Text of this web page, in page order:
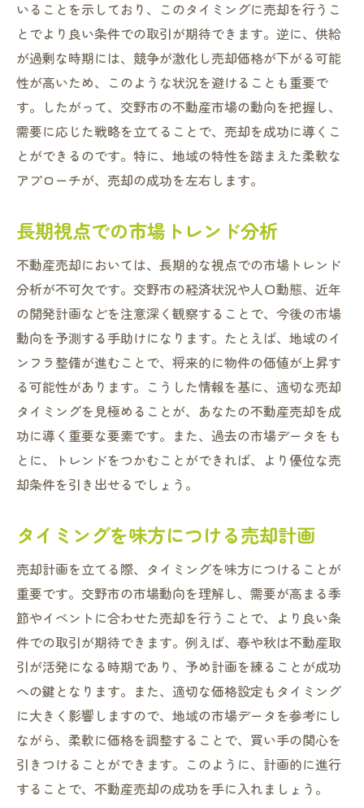
いることを示しており、このタイミングに売却を行うこ
とでより良い条件での取引が期待できます。逆に、供給
が過剰な時期には、競争が激化し売却価格が下がる可能
性が高いため、このような状況を避けることも重要で
す。したがって、交野市の不動産市場の動向を把握し、
需要に応じた戦略を立てることで、売却を成功に導くこ
とができるのです。特に、地域の特性を踏まえた柔軟な
アプローチが、売却の成功を左右します。
長期視点での市場トレンド分析
不動産売却においては、長期的な視点での市場トレンド
分析が不可欠です。交野市の経済状況や人口動態、近年
の開発計画などを注意深く観察することで、今後の市場
動向を予測する手助けになります。たとえば、地域のイ
ンフラ整備が進むことで、将来的に物件の価値が上昇す
る可能性があります。こうした情報を基に、適切な売却
タイミングを見極めることが、あなたの不動産売却を成
功に導く重要な要素です。また、過去の市場データをも
とに、トレンドをつかむことができれば、より優位な売
却条件を引き出せるでしょう。
タイミングを味方につける売却計画
売却計画を立てる際、タイミングを味方につけることが
重要です。交野市の市場動向を理解し、需要が高まる季
節やイベントに合わせた売却を行うことで、より良い条
件での取引が期待できます。例えば、春や秋は不動産取
引が活発になる時期であり、予め計画を練ることが成功
への鍵となります。また、適切な価格設定もタイミング
に大きく影響しますので、地域の市場データを参考にし
ながら、柔軟に価格を調整することで、買い手の関心を
引きつけることができます。このように、計画的に進行
することで、不動産売却の成功を手に入れましょう。